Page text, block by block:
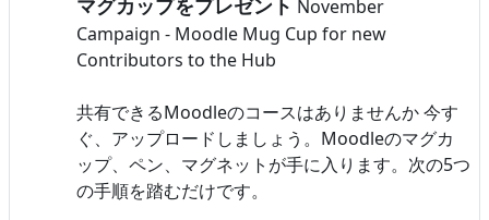
November
Campaign - Moodle Mug Cup for new
Contributors to the Hub
共有できるMoodleのコースはありませんか 今す
ぐ、アップロードしましょう。Moodleのマグカ
ップ、ペン、マグネットが手に入ります。次の5つ
の手順を踏むだけです。